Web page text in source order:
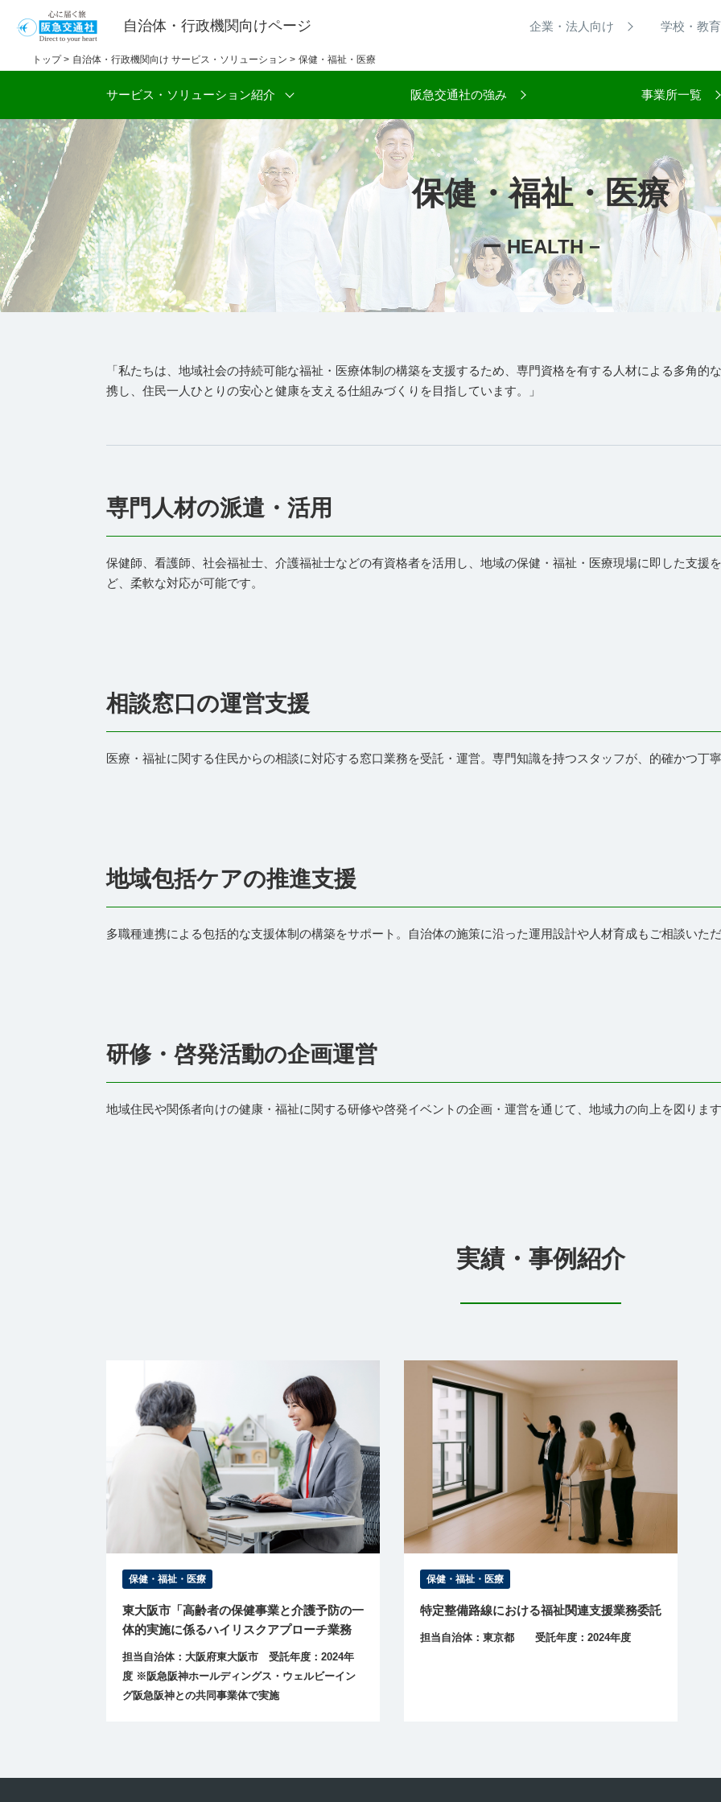
自治体・行政機関向けページ 企業・法人向け 学校・教
トップ > 自治体・行政機関向け サービス・ソリューション > 保健・福祉・医療
サービス・ソリューション紹介 阪急交通社の強み 事業所一覧
保健・福祉・医療
ー HEALTH −
「私たちは、地域社会の持続可能な福祉・医療体制の構築を支援するため、専門資格を有する人材による多角的
携し、住民一人ひとりの安心と健康を支える仕組みづくりを目指しています。」
専門人材の派遣・活用
保健師、看護師、社会福祉士、介護福祉士などの有資格者を活用し、地域の保健・福祉・医療現場に即した支援
ど、柔軟な対応が可能です。
相談窓口の運営支援
医療・福祉に関する住民からの相談に対応する窓口業務を受託・運営。専門知識を持つスタッフが、的確かつ丁
地域包括ケアの推進支援
多職種連携による包括的な支援体制の構築をサポート。自治体の施策に沿った運用設計や人材育成もご相談いた
研修・啓発活動の企画運営
地域住民や関係者向けの健康・福祉に関する研修や啓発イベントの企画・運営を通じて、地域力の向上を図りま
実績・事例紹介
保健・福祉・医療
東大阪市「高齢者の保健事業と介護予防の一
体的実施に係るハイリスクアプローチ業務
担当自治体：大阪府東大阪市 受託年度：2024年
度 ※阪急阪神ホールディングス・ウェルビーイン
グ阪急阪神との共同事業体で実施
保健・福祉・医療
特定整備路線における福祉関連支援業務委託
担当自治体：東京都 受託年度：2024年度